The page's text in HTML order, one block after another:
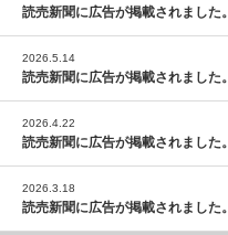
読売新聞に広告が掲載されました。
2026.5.14
読売新聞に広告が掲載されました。
2026.4.22
読売新聞に広告が掲載されました。
2026.3.18
読売新聞に広告が掲載されました。